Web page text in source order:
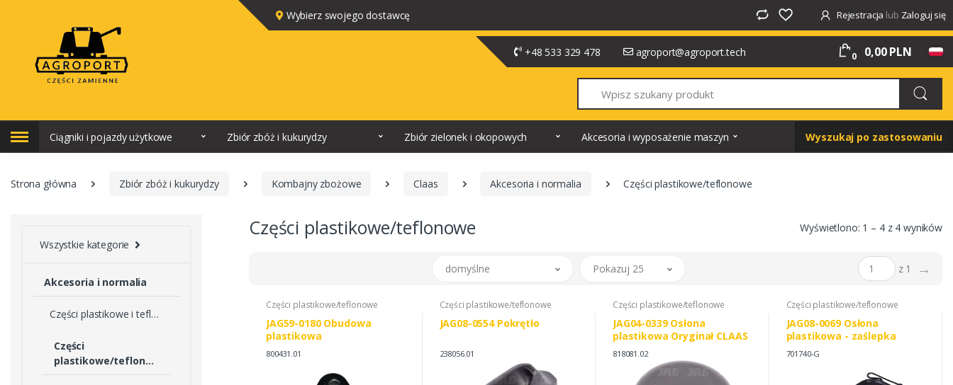
Wybierz swojego dostawcę Rejestracja lub Zaloguj się
+48 533 329 478 agroport@agroport.tech 0 0,00 PLN
Ciągniki i pojazdy użytkowe Zbiór zbóż i kukurydzy Zbiór zielonek i okopowych Akcesoria i wyposażenie maszyn Wyszukaj po zastosowaniu
Strona główna Zbiór zbóż i kukurydzy Kombajny zbożowe Claas Akcesoria i normalia Części plastikowe/teflonowe
Wszystkie kategorie
Akcesoria i normalia
Części plastikowe i teflonowe
Części
plastikowe/teflonowe
Części plastikowe/teflonowe Wyświetlono: 1 – 4 z 4 wyników
domyślne Pokazuj 25 z 1 →
Części plastikowe/teflonowe
JAG59-0180 Obudowa
plastikowa
800431.01
Części plastikowe/teflonowe
JAG08-0554 Pokrętło
238056.01
Części plastikowe/teflonowe
JAG04-0339 Osłona
plastikowa Oryginał CLAAS
818081.02
Części plastikowe/teflonowe
JAG08-0069 Osłona
plastikowa - zaślepka
701740-G